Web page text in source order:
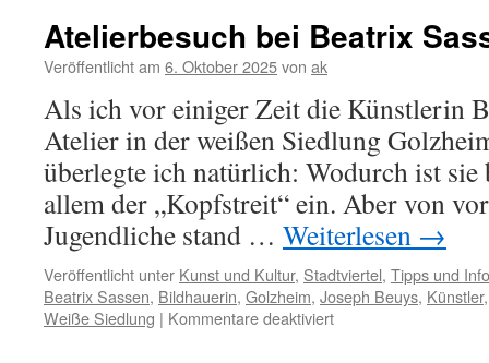
Atelierbesuch bei Beatrix
Veröffentlicht am 6. Oktober 2025von ak
Als ich vor einiger Zeit die Künstlerin
Atelier in der weißen Siedlung
überlegte ich natürlich: Wodurch ist
allem der „Kopfstreit“ ein. Aber von
Jugendliche stand … Weiterlesen →
Veröffentlicht unter Kunst und Kultur, Stadtviertel, Tipps und
Beatrix Sassen, Bildhauerin, Golzheim, Joseph Beuys, Künstler
Weiße Siedlung | Kommentare deaktiviertfür